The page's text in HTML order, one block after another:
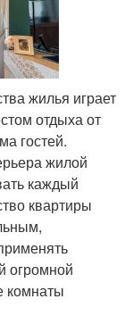
жилья играет
отдыха от
гостей.
жилой
каждый
квартиры
огромной
комнаты